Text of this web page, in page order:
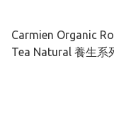
Carmien Organic
Tea Natural 養生系